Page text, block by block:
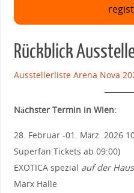
Rückblick
Ausstellerliste Arena Nova
Nächster Termin in Wien:
28. Februar -01. März 2026
Superfan Tickets ab 09:00)
EXOTICA spezial auf der
Marx Halle